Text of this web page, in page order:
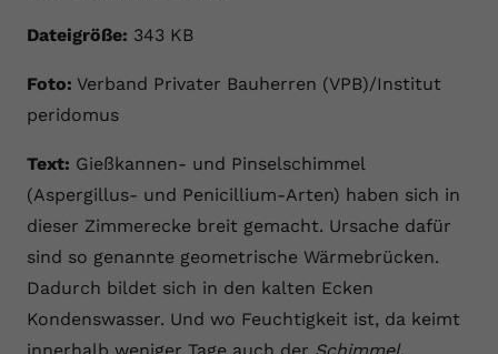
Dateigröße: 343 KB
Foto: Verband Privater Bauherren (VPB)/Institut
peridomus
Text: Gießkannen- und Pinselschimmel
(Aspergillus- und Penicillium-Arten) haben sich in
dieser Zimmerecke breit gemacht. Ursache dafür
sind so genannte geometrische Wärmebrücken.
Dadurch bildet sich in den kalten Ecken
Kondenswasser. Und wo Feuchtigkeit ist, da keimt